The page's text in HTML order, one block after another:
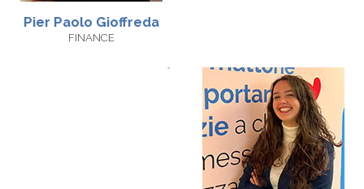
Pier Paolo Gioffreda
FINANCE